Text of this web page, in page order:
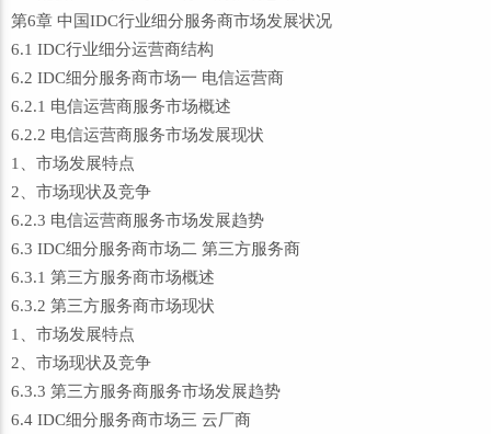
第6章 中国IDC行业细分服务商市场发展状况
6.1 IDC行业细分运营商结构
6.2 IDC细分服务商市场一 电信运营商
6.2.1 电信运营商服务市场概述
6.2.2 电信运营商服务市场发展现状
1、市场发展特点
2、市场现状及竞争
6.2.3 电信运营商服务市场发展趋势
6.3 IDC细分服务商市场二 第三方服务商
6.3.1 第三方服务商市场概述
6.3.2 第三方服务商市场现状
1、市场发展特点
2、市场现状及竞争
6.3.3 第三方服务商服务市场发展趋势
6.4 IDC细分服务商市场三 云厂商